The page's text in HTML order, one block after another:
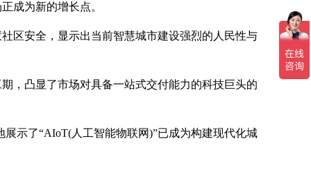
成为新的增长点。
区安全，显示出当前智慧城市建设强烈的人民性与
，凸显了市场对具备一站式交付能力的科技巨头的
示了“AIoT(人工智能物联网)”已成为构建现代化城